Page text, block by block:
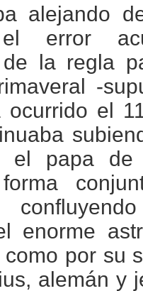
alejando
error
de la regla
-
ocurrido el
el papa
forma
enorme
como por su
alemán y